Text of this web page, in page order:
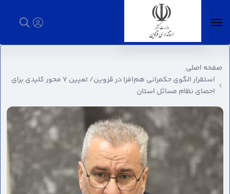
استقرار الگوی حکمرانی هم‌افزا در قزوین/ تعیین
۷ محور کلیدی برای احصای نظام مسائل استان -
استانداری قزوین
صفحه اصلی
استقرار الگوی حکمرانی هم‌افزا در قزوین/ تعیین ۷ محور کلیدی برای
احصای نظام مسائل استان